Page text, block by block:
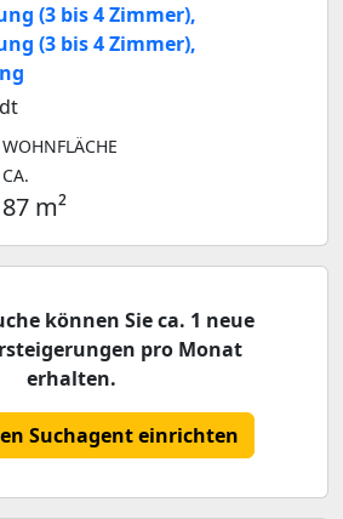
(3 bis 4 Zimmer),
(3 bis 4 Zimmer),
WOHNFLÄCHE
CA.
87 m²
können Sie ca. 1 neue
pro Monat
erhalten.
Suchagent einrichten